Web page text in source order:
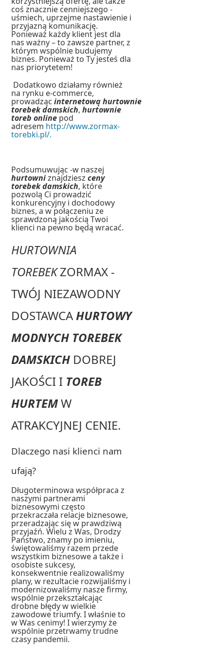
coś znacznie cenniejszego -
uśmiech, uprzejme nastawienie i
przyjazną komunikację.
Ponieważ każdy klient jest dla
nas ważny – to zawsze partner, z
którym wspólnie budujemy
biznes. Ponieważ to Ty jesteś dla
nas priorytetem!
Dodatkowo działamy również
na rynku e-commerce,
prowadzącinternetową hurtownie
torebek damskich,hurtownie
toreb online pod
adresem http://www.zormax-
torebki.pl/.
Podsumuwując -w naszej
hurtowniznajdzieszceny
torebek damskich, które
pozwolą Ci prowadzić
konkurencyjny i dochodowy
biznes, a w połączeniu ze
sprawdzoną jakością Twoi
klienci na pewno będą wracać.
HURTOWNIA
TOREBEKZORMAX -
TWÓJ NIEZAWODNY
DOSTAWCAHURTOWY
MODNYCH TOREBEK
DAMSKICH DOBREJ
JAKOŚCI I TOREB
HURTEMW
ATRAKCYJNEJ CENIE.
Dlaczego nasi klienci nam
ufają?
Długoterminowa współpraca z
naszymi partnerami
biznesowymi często
przekraczała relacje biznesowe,
przeradzając się w prawdziwą
przyjaźń. Wielu z Was, Drodzy
Państwo, znamy po imieniu,
świętowaliśmy razem przede
wszystkim biznesowe a także i
osobiste sukcesy,
konsekwentnie realizowaliśmy
plany, w rezultacie rozwijaliśmy i
modernizowaliśmy nasze firmy,
wspólnie przekształcając
drobne błędy w wielkie
zawodowe triumfy. I właśnie to
w Was cenimy! I wierzymy że
wspólnie przetrwamy trudne
czasy pandemii.